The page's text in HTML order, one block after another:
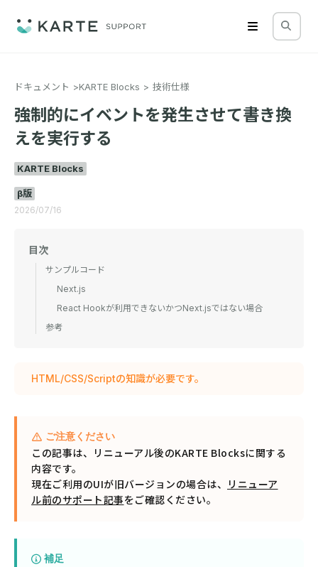
ドキュメント KARTE Blocks 技術仕様
強制的にイベントを発生させて書き換
えを実行する
KARTE Blocks
β版
2026/07/16
HTML/CSS/Scriptの知識が必要です。
ご注意ください
この記事は、リニューアル後のKARTE Blocksに関する
内容です。
現在ご利用のUIが旧バージョンの場合は、 リニューア
ル前のサポート記事をご確認ください。
補足
目次
サンプルコード
Next.js
React Hookが利用できないかつNext.jsではない場合
参考